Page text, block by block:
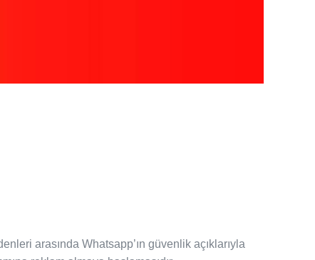
arasında Whatsapp’ın güvenlik açıklarıyla